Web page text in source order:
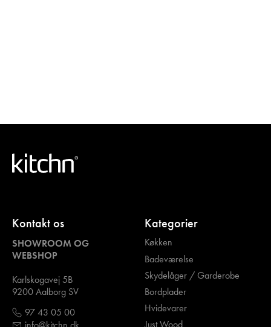
Kontakt os
SHOWROOM OG
WEBSHOP
Karlskogavej 5B
9200 Aalborg SV
97 43 05 00
Kategorier
Køkken
Badeværelse
Skydelåger / Garderobe
Bordplader
Hvidevarer